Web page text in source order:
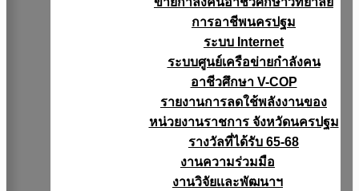
การอาชีพนครปฐม
ระบบ Internet
ระบบศูนย์เครือข่ายกำลังคน
อาชีวศึกษา V-COP
รายงานการลดใช้พลังงานของ
หน่วยงานราชการ จังหวัดนครปฐม
รางวัลที่ได้รับ 65-68
งานความร่วมมือ
งานวิจัยเเละพัฒนาฯ